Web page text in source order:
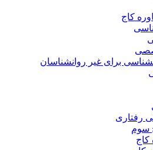
کاج
برای غیر روانشناسان
رفتاری
سوم